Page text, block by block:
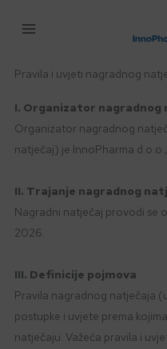
Pravila i uvjeti nagradnog
I. Organizator nagradnog
Organizator nagradnog
natječaj) je InnoPharma
II. Trajanje nagradnog
Nagradni natječaj provodi se
2026.
III. Definicije pojmova
Pravila nagradnog natječaja
postupke i uvjete prema
natječaju. Važeća pravila i